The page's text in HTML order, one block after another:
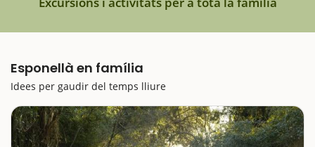
Esponellà en família
Idees per gaudir del temps lliure